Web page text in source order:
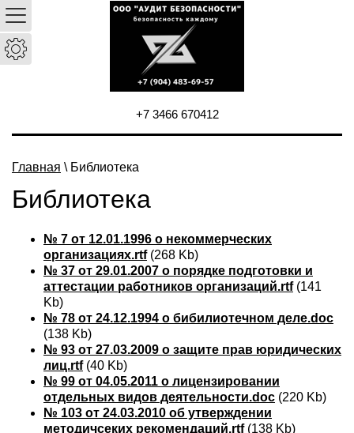
+7 3466 670412
Главная \ Библиотека
Библиотека
№ 7 от 12.01.1996 о некоммерческих
организациях.rtf(268 Kb)
№ 37 от 29.01.2007 о порядке подготовки и
аттестации работников организаций.rtf(141
Kb)
№ 78 от 24.12.1994 о бибилиотечном деле.doc
(138 Kb)
№ 93 от 27.03.2009 о защите прав юридических
лиц.rtf(40 Kb)
№ 99 от 04.05.2011 о лицензировании
отдельных видов деятельности.doc (220 Kb)
№ 103 от 24.03.2010 об утверждении
методичсеких рекомендаций.rtf(138 Kb)